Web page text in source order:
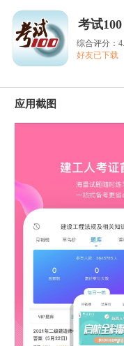
考试100
综合评分：
好友已下载
应用截图